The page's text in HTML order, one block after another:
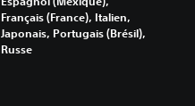
Français (France), Italien,
Japonais, Portugais (Brésil),
Russe